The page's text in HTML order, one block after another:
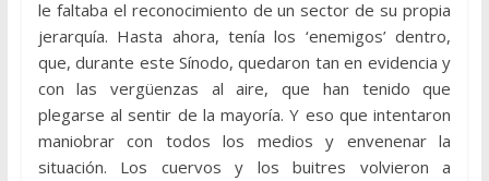
le faltaba el reconocimiento de un sector de su propia
jerarquía. Hasta ahora, tenía los ‘enemigos’ dentro,
que, durante este Sínodo, quedaron tan en evidencia y
con las vergüenzas al aire, que han tenido que
plegarse al sentir de la mayoría. Y eso que intentaron
maniobrar con todos los medios y envenenar la
situación. Los cuervos y los buitres volvieron a